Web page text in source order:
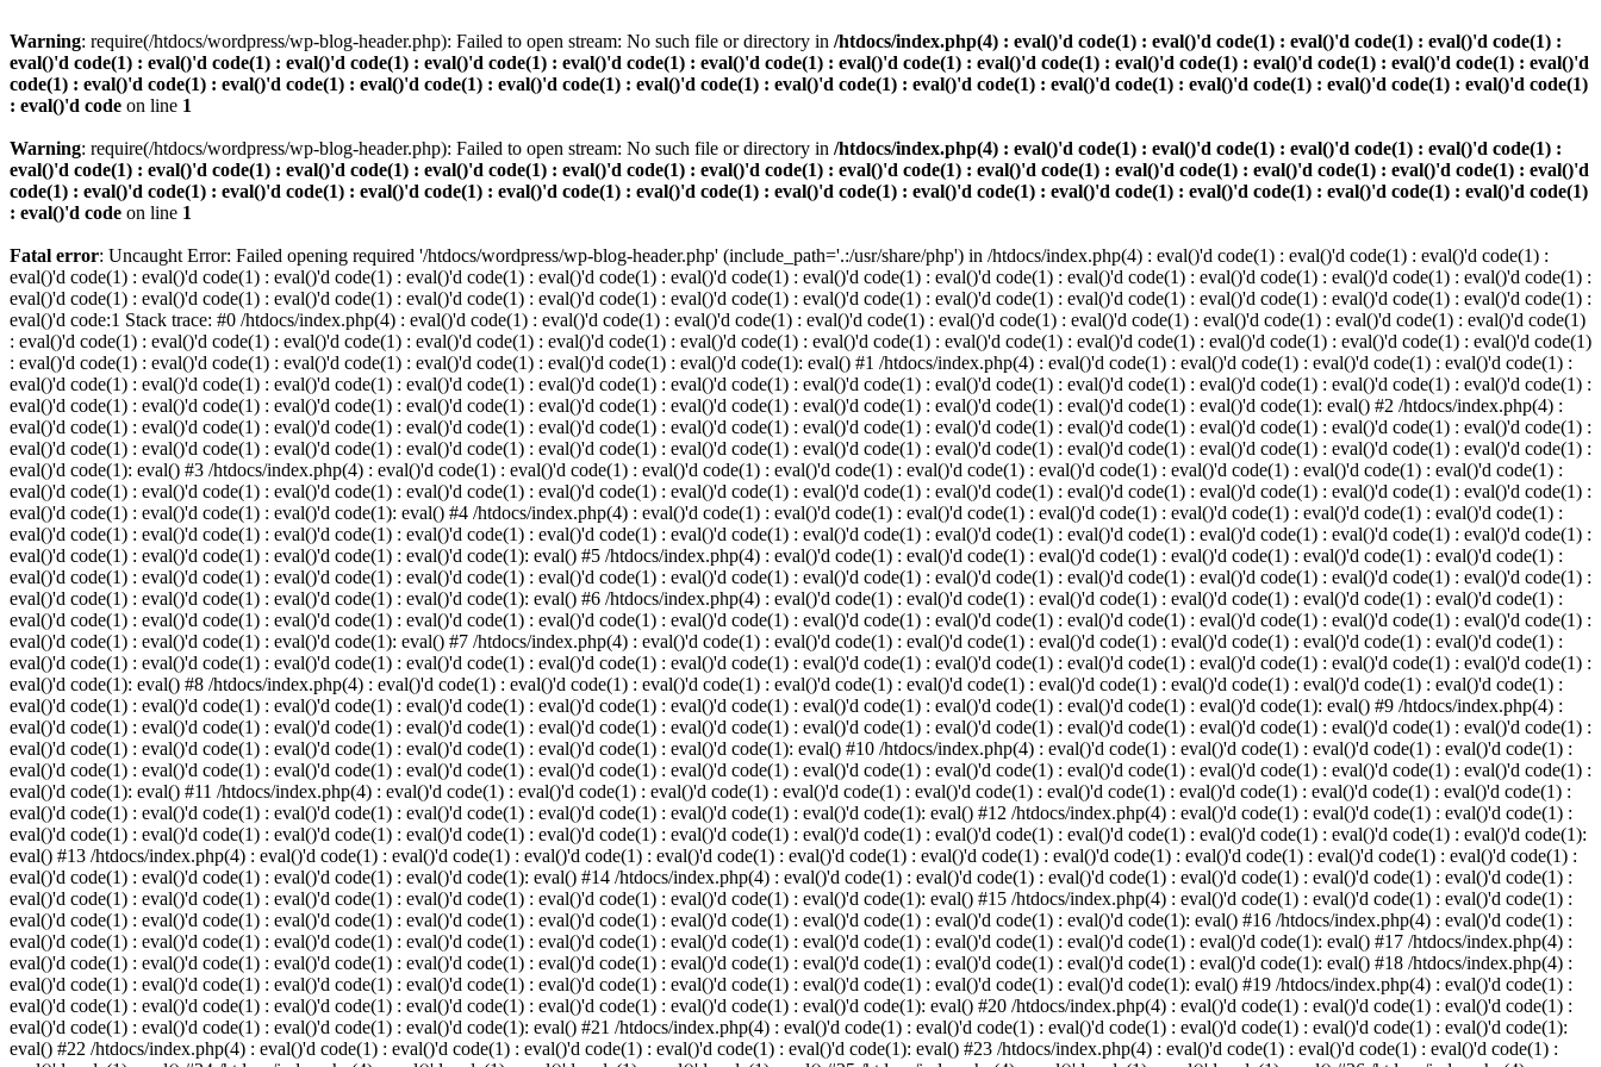
Warning: require(/htdocs/wordpress/wp-blog-header.php): Failed to open stream: No such file or directory in /htdocs/index.php(4) : eval()'d code(1) : eval()'d code(1) : eval()'d code(1) : eval()'d code(1) :
eval()'d code(1) : eval()'d code(1) : eval()'d code(1) : eval()'d code(1) : eval()'d code(1) : eval()'d code(1) : eval()'d code(1) : eval()'d code(1) : eval()'d code(1) : eval()'d code(1) : eval()'d code(1) : eval()'d
code(1) : eval()'d code(1) : eval()'d code(1) : eval()'d code(1) : eval()'d code(1) : eval()'d code(1) : eval()'d code(1) : eval()'d code(1) : eval()'d code(1) : eval()'d code(1) : eval()'d code(1) : eval()'d code(1)
: eval()'d code on line 1
Warning: require(/htdocs/wordpress/wp-blog-header.php): Failed to open stream: No such file or directory in /htdocs/index.php(4) : eval()'d code(1) : eval()'d code(1) : eval()'d code(1) : eval()'d code(1) :
eval()'d code(1) : eval()'d code(1) : eval()'d code(1) : eval()'d code(1) : eval()'d code(1) : eval()'d code(1) : eval()'d code(1) : eval()'d code(1) : eval()'d code(1) : eval()'d code(1) : eval()'d code(1) : eval()'d
code(1) : eval()'d code(1) : eval()'d code(1) : eval()'d code(1) : eval()'d code(1) : eval()'d code(1) : eval()'d code(1) : eval()'d code(1) : eval()'d code(1) : eval()'d code(1) : eval()'d code(1) : eval()'d code(1)
: eval()'d code on line 1
Fatal error: Uncaught Error: Failed opening required '/htdocs/wordpress/wp-blog-header.php' (include_path='.:/usr/share/php') in /htdocs/index.php(4) : eval()'d code(1) : eval()'d code(1) : eval()'d code(1) :
eval()'d code(1) : eval()'d code(1) : eval()'d code(1) : eval()'d code(1) : eval()'d code(1) : eval()'d code(1) : eval()'d code(1) : eval()'d code(1) : eval()'d code(1) : eval()'d code(1) : eval()'d code(1) : eval()'d code(1) :
eval()'d code(1) : eval()'d code(1) : eval()'d code(1) : eval()'d code(1) : eval()'d code(1) : eval()'d code(1) : eval()'d code(1) : eval()'d code(1) : eval()'d code(1) : eval()'d code(1) : eval()'d code(1) : eval()'d code(1) :
eval()'d code:1 Stack trace: #0 /htdocs/index.php(4) : eval()'d code(1) : eval()'d code(1) : eval()'d code(1) : eval()'d code(1) : eval()'d code(1) : eval()'d code(1) : eval()'d code(1) : eval()'d code(1) : eval()'d code(1)
: eval()'d code(1) : eval()'d code(1) : eval()'d code(1) : eval()'d code(1) : eval()'d code(1) : eval()'d code(1) : eval()'d code(1) : eval()'d code(1) : eval()'d code(1) : eval()'d code(1) : eval()'d code(1) : eval()'d code(1)
: eval()'d code(1) : eval()'d code(1) : eval()'d code(1) : eval()'d code(1) : eval()'d code(1) : eval()'d code(1): eval() #1 /htdocs/index.php(4) : eval()'d code(1) : eval()'d code(1) : eval()'d code(1) : eval()'d code(1) :
eval()'d code(1) : eval()'d code(1) : eval()'d code(1) : eval()'d code(1) : eval()'d code(1) : eval()'d code(1) : eval()'d code(1) : eval()'d code(1) : eval()'d code(1) : eval()'d code(1) : eval()'d code(1) : eval()'d code(1) :
eval()'d code(1) : eval()'d code(1) : eval()'d code(1) : eval()'d code(1) : eval()'d code(1) : eval()'d code(1) : eval()'d code(1) : eval()'d code(1) : eval()'d code(1) : eval()'d code(1): eval() #2 /htdocs/index.php(4) :
eval()'d code(1) : eval()'d code(1) : eval()'d code(1) : eval()'d code(1) : eval()'d code(1) : eval()'d code(1) : eval()'d code(1) : eval()'d code(1) : eval()'d code(1) : eval()'d code(1) : eval()'d code(1) : eval()'d code(1) :
eval()'d code(1) : eval()'d code(1) : eval()'d code(1) : eval()'d code(1) : eval()'d code(1) : eval()'d code(1) : eval()'d code(1) : eval()'d code(1) : eval()'d code(1) : eval()'d code(1) : eval()'d code(1) : eval()'d code(1) :
eval()'d code(1): eval() #3 /htdocs/index.php(4) : eval()'d code(1) : eval()'d code(1) : eval()'d code(1) : eval()'d code(1) : eval()'d code(1) : eval()'d code(1) : eval()'d code(1) : eval()'d code(1) : eval()'d code(1) :
eval()'d code(1) : eval()'d code(1) : eval()'d code(1) : eval()'d code(1) : eval()'d code(1) : eval()'d code(1) : eval()'d code(1) : eval()'d code(1) : eval()'d code(1) : eval()'d code(1) : eval()'d code(1) : eval()'d code(1) :
eval()'d code(1) : eval()'d code(1) : eval()'d code(1): eval() #4 /htdocs/index.php(4) : eval()'d code(1) : eval()'d code(1) : eval()'d code(1) : eval()'d code(1) : eval()'d code(1) : eval()'d code(1) : eval()'d code(1) :
eval()'d code(1) : eval()'d code(1) : eval()'d code(1) : eval()'d code(1) : eval()'d code(1) : eval()'d code(1) : eval()'d code(1) : eval()'d code(1) : eval()'d code(1) : eval()'d code(1) : eval()'d code(1) : eval()'d code(1) :
eval()'d code(1) : eval()'d code(1) : eval()'d code(1) : eval()'d code(1): eval() #5 /htdocs/index.php(4) : eval()'d code(1) : eval()'d code(1) : eval()'d code(1) : eval()'d code(1) : eval()'d code(1) : eval()'d code(1) :
eval()'d code(1) : eval()'d code(1) : eval()'d code(1) : eval()'d code(1) : eval()'d code(1) : eval()'d code(1) : eval()'d code(1) : eval()'d code(1) : eval()'d code(1) : eval()'d code(1) : eval()'d code(1) : eval()'d code(1) :
eval()'d code(1) : eval()'d code(1) : eval()'d code(1) : eval()'d code(1): eval() #6 /htdocs/index.php(4) : eval()'d code(1) : eval()'d code(1) : eval()'d code(1) : eval()'d code(1) : eval()'d code(1) : eval()'d code(1) :
eval()'d code(1) : eval()'d code(1) : eval()'d code(1) : eval()'d code(1) : eval()'d code(1) : eval()'d code(1) : eval()'d code(1) : eval()'d code(1) : eval()'d code(1) : eval()'d code(1) : eval()'d code(1) : eval()'d code(1) :
eval()'d code(1) : eval()'d code(1) : eval()'d code(1): eval() #7 /htdocs/index.php(4) : eval()'d code(1) : eval()'d code(1) : eval()'d code(1) : eval()'d code(1) : eval()'d code(1) : eval()'d code(1) : eval()'d code(1) :
eval()'d code(1) : eval()'d code(1) : eval()'d code(1) : eval()'d code(1) : eval()'d code(1) : eval()'d code(1) : eval()'d code(1) : eval()'d code(1) : eval()'d code(1) : eval()'d code(1) : eval()'d code(1) : eval()'d code(1) :
eval()'d code(1): eval() #8 /htdocs/index.php(4) : eval()'d code(1) : eval()'d code(1) : eval()'d code(1) : eval()'d code(1) : eval()'d code(1) : eval()'d code(1) : eval()'d code(1) : eval()'d code(1) : eval()'d code(1) :
eval()'d code(1) : eval()'d code(1) : eval()'d code(1) : eval()'d code(1) : eval()'d code(1) : eval()'d code(1) : eval()'d code(1) : eval()'d code(1) : eval()'d code(1) : eval()'d code(1): eval() #9 /htdocs/index.php(4) :
eval()'d code(1) : eval()'d code(1) : eval()'d code(1) : eval()'d code(1) : eval()'d code(1) : eval()'d code(1) : eval()'d code(1) : eval()'d code(1) : eval()'d code(1) : eval()'d code(1) : eval()'d code(1) : eval()'d code(1) :
eval()'d code(1) : eval()'d code(1) : eval()'d code(1) : eval()'d code(1) : eval()'d code(1) : eval()'d code(1): eval() #10 /htdocs/index.php(4) : eval()'d code(1) : eval()'d code(1) : eval()'d code(1) : eval()'d code(1) :
eval()'d code(1) : eval()'d code(1) : eval()'d code(1) : eval()'d code(1) : eval()'d code(1) : eval()'d code(1) : eval()'d code(1) : eval()'d code(1) : eval()'d code(1) : eval()'d code(1) : eval()'d code(1) : eval()'d code(1) :
eval()'d code(1): eval() #11 /htdocs/index.php(4) : eval()'d code(1) : eval()'d code(1) : eval()'d code(1) : eval()'d code(1) : eval()'d code(1) : eval()'d code(1) : eval()'d code(1) : eval()'d code(1) : eval()'d code(1) :
eval()'d code(1) : eval()'d code(1) : eval()'d code(1) : eval()'d code(1) : eval()'d code(1) : eval()'d code(1) : eval()'d code(1): eval() #12 /htdocs/index.php(4) : eval()'d code(1) : eval()'d code(1) : eval()'d code(1) :
eval()'d code(1) : eval()'d code(1) : eval()'d code(1) : eval()'d code(1) : eval()'d code(1) : eval()'d code(1) : eval()'d code(1) : eval()'d code(1) : eval()'d code(1) : eval()'d code(1) : eval()'d code(1) : eval()'d code(1):
eval() #13 /htdocs/index.php(4) : eval()'d code(1) : eval()'d code(1) : eval()'d code(1) : eval()'d code(1) : eval()'d code(1) : eval()'d code(1) : eval()'d code(1) : eval()'d code(1) : eval()'d code(1) : eval()'d code(1) :
eval()'d code(1) : eval()'d code(1) : eval()'d code(1) : eval()'d code(1): eval() #14 /htdocs/index.php(4) : eval()'d code(1) : eval()'d code(1) : eval()'d code(1) : eval()'d code(1) : eval()'d code(1) : eval()'d code(1) :
eval()'d code(1) : eval()'d code(1) : eval()'d code(1) : eval()'d code(1) : eval()'d code(1) : eval()'d code(1) : eval()'d code(1): eval() #15 /htdocs/index.php(4) : eval()'d code(1) : eval()'d code(1) : eval()'d code(1) :
eval()'d code(1) : eval()'d code(1) : eval()'d code(1) : eval()'d code(1) : eval()'d code(1) : eval()'d code(1) : eval()'d code(1) : eval()'d code(1) : eval()'d code(1): eval() #16 /htdocs/index.php(4) : eval()'d code(1) :
eval()'d code(1) : eval()'d code(1) : eval()'d code(1) : eval()'d code(1) : eval()'d code(1) : eval()'d code(1) : eval()'d code(1) : eval()'d code(1) : eval()'d code(1) : eval()'d code(1): eval() #17 /htdocs/index.php(4) :
eval()'d code(1) : eval()'d code(1) : eval()'d code(1) : eval()'d code(1) : eval()'d code(1) : eval()'d code(1) : eval()'d code(1) : eval()'d code(1) : eval()'d code(1) : eval()'d code(1): eval() #18 /htdocs/index.php(4) :
eval()'d code(1) : eval()'d code(1) : eval()'d code(1) : eval()'d code(1) : eval()'d code(1) : eval()'d code(1) : eval()'d code(1) : eval()'d code(1) : eval()'d code(1): eval() #19 /htdocs/index.php(4) : eval()'d code(1) :
eval()'d code(1) : eval()'d code(1) : eval()'d code(1) : eval()'d code(1) : eval()'d code(1) : eval()'d code(1) : eval()'d code(1): eval() #20 /htdocs/index.php(4) : eval()'d code(1) : eval()'d code(1) : eval()'d code(1) :
eval()'d code(1) : eval()'d code(1) : eval()'d code(1) : eval()'d code(1): eval() #21 /htdocs/index.php(4) : eval()'d code(1) : eval()'d code(1) : eval()'d code(1) : eval()'d code(1) : eval()'d code(1) : eval()'d code(1):
eval() #22 /htdocs/index.php(4) : eval()'d code(1) : eval()'d code(1) : eval()'d code(1) : eval()'d code(1) : eval()'d code(1): eval() #23 /htdocs/index.php(4) : eval()'d code(1) : eval()'d code(1) : eval()'d code(1) :